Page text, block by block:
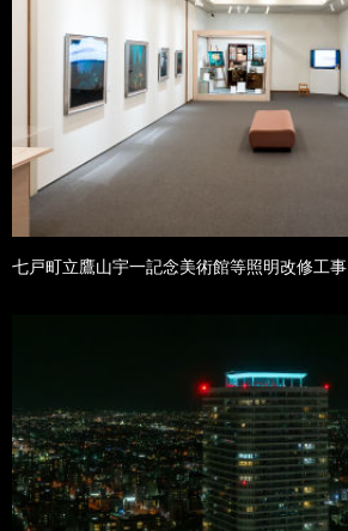
七戸町立鷹山宇一記念美術館等照明改修工事